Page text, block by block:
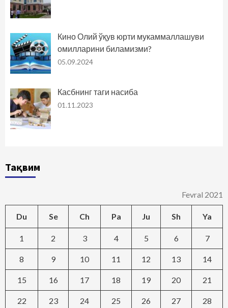
Кино Олий ўқув юрти мукаммаллашуви
омилларини биламизми?
05.09.2024
Касбнинг таги насиба
01.11.2023
Тақвим
Fevral 2021
Du Se Ch Pa Ju Sh Ya
1 2 3 4 5 6 7
8 9 10 11 12 13 14
15 16 17 18 19 20 21
22 23 24 25 26 27 28